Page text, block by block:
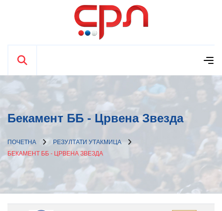
Бекамент ББ - Црвена Звезда
ПОЧЕТНА
РЕЗУЛТАТИ УТАКМИЦА
БЕКАМЕНТ ББ - ЦРВЕНА ЗВЕЗДА